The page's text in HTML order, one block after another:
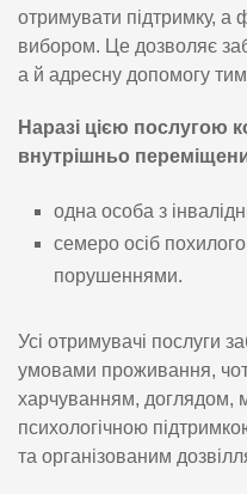
отримувати підтримку, а
вибором. Це дозволяє
а й адресну допомогу
Наразі цією послугою
внутрішньо
одна особа з
семеро осіб похилого
порушеннями.
Усі отримувачі послуги
умовами проживання,
харчуванням, доглядом,
психологічною
та організованим